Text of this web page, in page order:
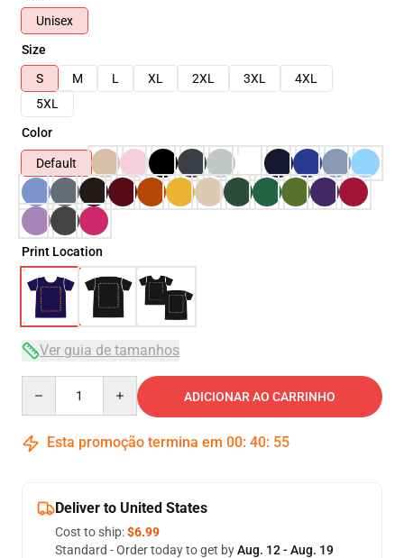
Unisex
Size
S
M L XL 2XL 3XL
4XL
5XL
Color
Default
Print Location
Ver guia de tamanhos
ADICIONAR AO CARRINHO
Esta promoção termina em 00: 40: 54
Deliver to United States
Cost to ship:$6.99
Standard - Order today to get byAug. 12 - Aug. 19